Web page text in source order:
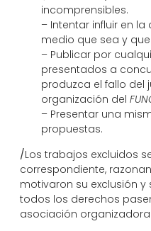
incomprensibles.
– Intentar influir en
medio que sea y
– Publicar por
presentados a
produzca el fallo del
organización del
– Presentar una
propuestas.
/Los trabajos excluidos
correspondiente,
motivaron su exclusión
todos los derechos
asociación